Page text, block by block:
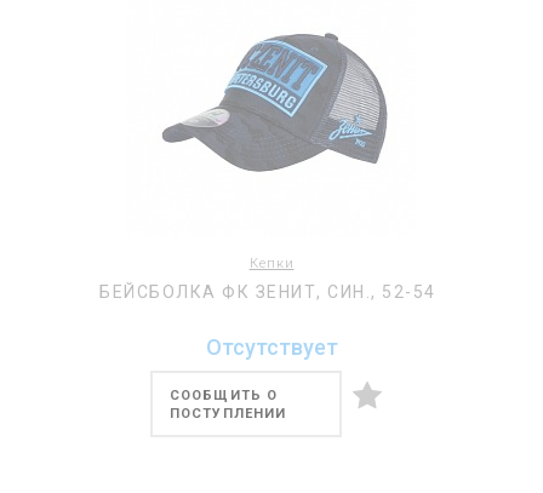
Кепки
БЕЙСБОЛКА ФК ЗЕНИТ, СИН., 52-54
Отсутствует
СООБЩИТЬ О
ПОСТУПЛЕНИИ